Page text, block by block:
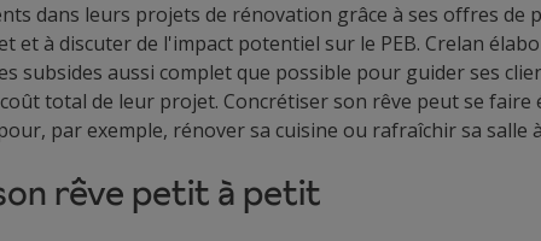
dans leurs projets de rénovation grâce à ses offres de
et à discuter de l'impact potentiel sur le PEB. Crelan
subsides aussi complet que possible pour guider ses
total de leur projet. Concrétiser son rêve peut se faire
par exemple, rénover sa cuisine ou rafraîchir sa salle
rêve petit à petit